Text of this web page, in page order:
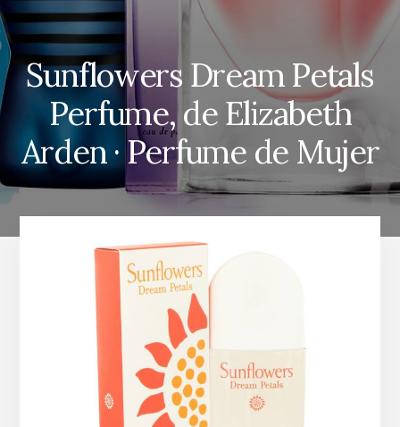
Sunflowers Dream Petals
Perfume, de Elizabeth
Arden · Perfume de Mujer